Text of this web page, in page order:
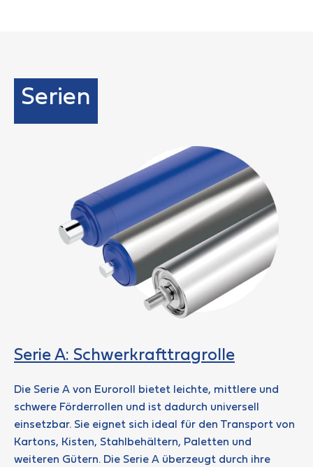
Serien
Serie A: Schwerkrafttragrolle
Die Serie A von Euroroll bietet leichte, mittlere und
schwere Förderrollen und ist dadurch universell
einsetzbar. Sie eignet sich ideal für den Transport von
Kartons, Kisten, Stahlbehältern, Paletten und
weiteren Gütern. Die Serie A überzeugt durch ihre